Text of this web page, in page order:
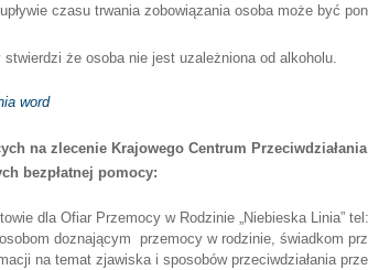
czasu trwania zobowiązania osoba może być
że osoba nie jest uzależniona od alkoholu.
word
na zlecenie Krajowego Centrum
bezpłatnej pomocy:
dla Ofiar Przemocy w Rodzinie „Niebieska Linia”
doznającym przemocy w rodzinie, świadkom
na temat zjawiska i sposobów przeciwdziałania